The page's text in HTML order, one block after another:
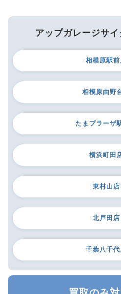
アップガレージサ
相模原駅前
相模原由野
たまプラーザ
横浜町田
東村山店
北戸田店
千葉八千代